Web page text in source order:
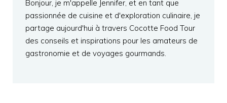
Bonjour, je m'appelle Jennifer, et en tant que
passionnée de cuisine et d'exploration culinaire, je
partage aujourd'hui à travers Cocotte Food Tour
des conseils et inspirations pour les amateurs de
gastronomie et de voyages gourmands.